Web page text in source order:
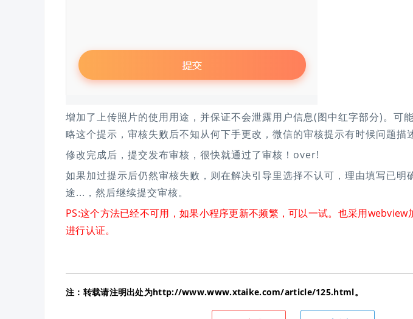
增加了上传照片的使用用途，并保证不会泄露用户信息(图中红字部分)。可
略这个提示，审核失败后不知从何下手更改，微信的审核提示有时候问题描
修改完成后，提交发布审核，很快就通过了审核！over!
如果加过提示后仍然审核失败，则在解决引导里选择不认可，理由填写已明
途...，然后继续提交审核。
PS:这个方法已经不可用，如果小程序更新不频繁，可以一试。也采用
进行认证。
注：转载请注明出处为http://www.www.xtaike.com/article/125.html。